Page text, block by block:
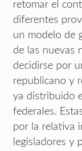
retomar el
diferentes
un modelo de
de las nuevas
decidirse por
republicano y
ya distribuido
federales.
por la relativa
legisladores y